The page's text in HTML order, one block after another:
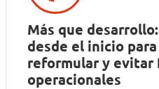
Más que
desde el inicio
reformular y evitar
operacionales